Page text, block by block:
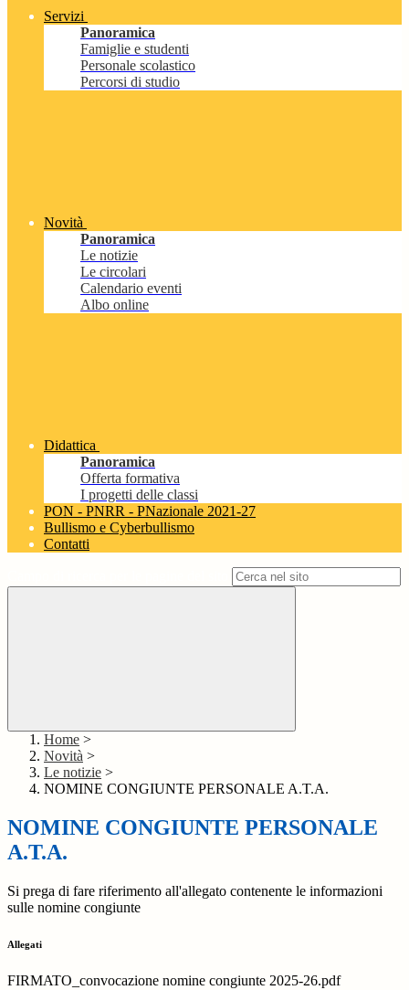
Servizi
Panoramica
Famiglie e studenti
Personale scolastico
Percorsi di studio
Novità
Panoramica
Le notizie
Le circolari
Calendario eventi
Albo online
Didattica
Panoramica
Offerta formativa
I progetti delle classi
PON - PNRR - PNazionale 2021-27
Bullismo e Cyberbullismo
Contatti
Home >
Novità >
Le notizie >
NOMINE CONGIUNTE PERSONALE A.T.A.
NOMINE CONGIUNTE PERSONALE
A.T.A.
Si prega di fare riferimento all'allegato contenente le informazioni
sulle nomine congiunte
Allegati
FIRMATO_convocazione nomine congiunte 2025-26.pdf